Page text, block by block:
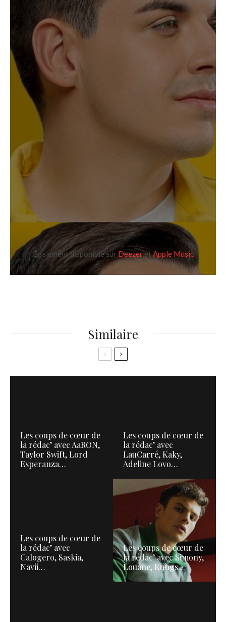
Également disponible sur DeezeretApple Music
Similaire
Les coups de cœur de
la rédac’ avec AaRON,
Taylor Swift, Lord
Esperanza…
Les coups de cœur de
la rédac’ avec
LauCarré, Kaky,
Adeline Lovo…
Les coups de cœur de
la rédac’ avec
Calogero, Saskia,
Navii…
Les coups de cœur de
la rédac’ avec Simony,
Louane, Kungs…